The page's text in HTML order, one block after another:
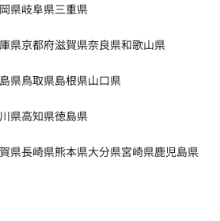
県岐阜県三重県
県京都府滋賀県奈良県和歌山県
県鳥取県島根県山口県
県高知県徳島県
県長崎県熊本県大分県宮崎県鹿児島県